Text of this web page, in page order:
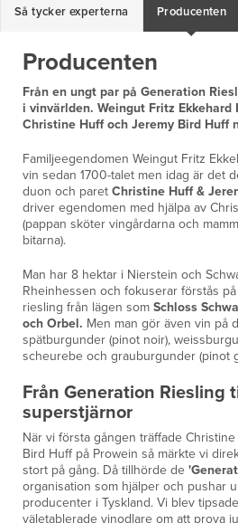
Så tycker experterna Producenten
Producenten
Från en ungt par på Generation
i vinvärlden. Weingut Fritz Ekkehard
Christine Huff och Jeremy Bird Huff
Familjeegendomen Weingut Fritz
vin sedan 1700-talet men idag är det
duon och paret Christine Huff &
driver egendomen med hjälpa av
(pappan sköter vingårdarna och
bitarna).
Man har 8 hektar i Nierstein och
Rheinhessen och fokuserar förstås
riesling från lägen som Schloss
och Orbel. Men man gör även vin på
spätburgunder (pinot noir),
scheurebe och grauburgunder (pinot
Från Generation Riesling
superstjärnor
När vi första gången träffade
Bird Huff på Prowein så märkte vi
stort på gång. Då tillhörde de
organisation som hjälper och pushar
producenter i Tyskland. Vi blev
väletablerade vinodlare om att prova